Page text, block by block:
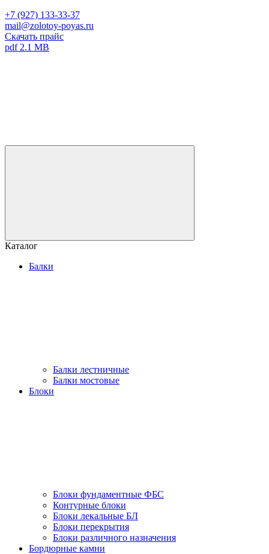
+7 (927) 133-33-37
mail@zolotoy-poyas.ru
Скачать прайс
pdf 2.1 MB
Каталог
Балки
Балки лестничные
Балки мостовые
Блоки
Блоки фундаментные ФБС
Контурные блоки
Блоки лекальные БЛ
Блоки перекрытия
Блоки различного назначения
Бордюрные камни